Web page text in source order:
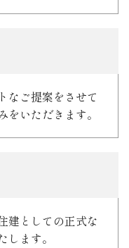
なご提案をさせて
いただきます。
建としての正式な
ます。